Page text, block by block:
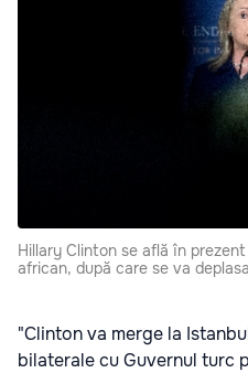
Hillary Clinton se află în
african, după care se va
"Clinton va merge la
bilaterale cu Guvernul turc